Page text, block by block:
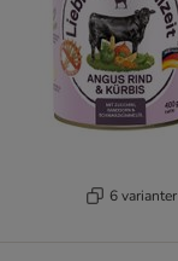
6 varianter